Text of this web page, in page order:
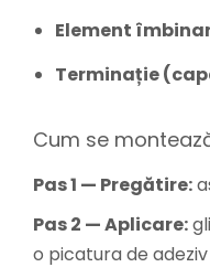
Element
Terminație
Cum se
Pas 1 — Pregătire:
Pas 2 — Aplicare:
o picatura de